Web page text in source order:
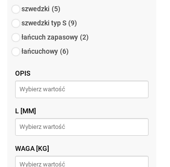
szwedzki (5)
szwedzki typ S (9)
łańcuch zapasowy (2)
łańcuchowy (6)
OPIS
L [MM]
WAGA [KG]